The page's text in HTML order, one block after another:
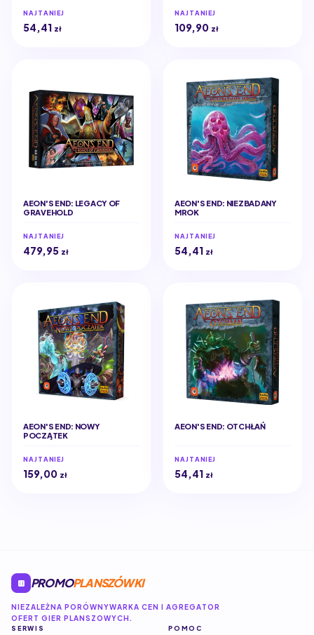
NAJTANIEJ
54,41 zł
NAJTANIEJ
109,90 zł
AEON'S END: LEGACY OF
GRAVEHOLD
NAJTANIEJ
479,95 zł
AEON'S END: NIEZBADANY
MROK
NAJTANIEJ
54,41 zł
AEON'S END: NOWY
POCZĄTEK
NAJTANIEJ
159,00 zł
AEON'S END: OTCHŁAŃ
NAJTANIEJ
54,41 zł
PROMOPLANSZÓWKI
NIEZALEŻNA PORÓWNYWARKA CEN I AGREGATOR
OFERT GIER PLANSZOWYCH.
SERWIS POMOC